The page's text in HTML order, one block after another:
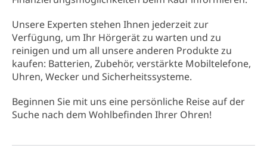
Unsere Experten stehen Ihnen jederzeit zur
Verfügung, um Ihr Hörgerät zu warten und zu
reinigen und um all unsere anderen Produkte zu
kaufen: Batterien, Zubehör, verstärkte Mobiltelefone,
Uhren, Wecker und Sicherheitssysteme.
Beginnen Sie mit uns eine persönliche Reise auf der
Suche nach dem Wohlbefinden Ihrer Ohren!